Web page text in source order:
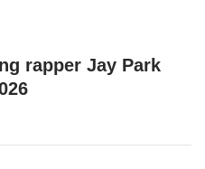
rapper Jay Park